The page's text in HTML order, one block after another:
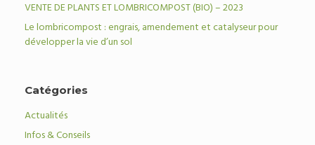
VENTE DE PLANTS ET LOMBRICOMPOST (BIO) – 2023
Le lombricompost : engrais, amendement et catalyseur pour
développer la vie d’un sol
Catégories
Actualités
Infos & Conseils